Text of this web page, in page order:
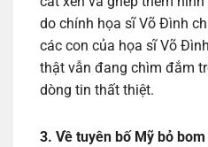
do chính họa sĩ Võ Đình
các con của họa sĩ Võ
thật vẫn đang chìm đắm
dòng tin thất thiệt.
3. Về tuyên bố Mỹ bỏ